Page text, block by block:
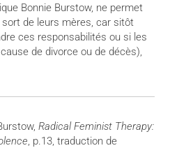
Bonnie Burstow, ne permet
sort de leurs mères, car sitôt
ces responsabilités ou si les
de divorce ou de décès),
Radical Feminist Therapy:
, p.13, traduction de